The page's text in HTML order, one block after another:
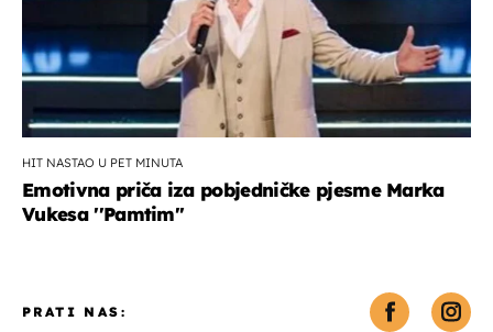
HIT NASTAO U PET MINUTA
Emotivna priča iza pobjedničke pjesme Marka
Vukesa ''Pamtim''
PRATI NAS: